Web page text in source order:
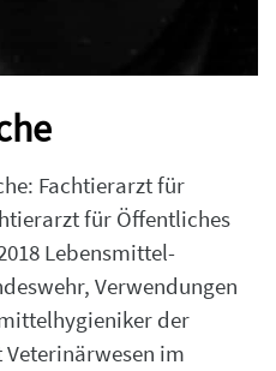
Fachtierarzt für
für Öffentliches
Lebensmittel-
Verwendungen
der
Veterinärwesen im